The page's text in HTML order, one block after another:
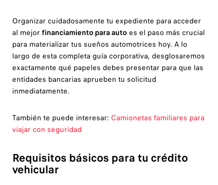
Organizar cuidadosamente tu expediente para acceder
al mejorfinanciamiento para autoes el paso más crucial
para materializar tus sueños automotrices hoy. A lo
largo de esta completa guía corporativa, desglosaremos
exactamente qué papeles debes presentar para que las
entidades bancarias aprueben tu solicitud
inmediatamente.
También te puede interesar: Camionetas familiares para
viajar con seguridad
Requisitos básicos para tu crédito
vehicular